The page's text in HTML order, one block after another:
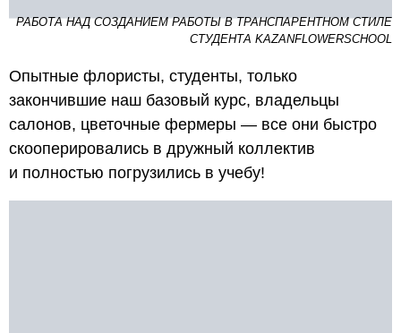
РАБОТА НАД СОЗДАНИЕМ РАБОТЫ В ТРАНСПАРЕНТНОМ СТИЛЕ
СТУДЕНТА KAZANFLOWERSCHOOL
Опытные флористы, студенты, только
закончившие наш базовый курс, владельцы
салонов, цветочные фермеры — все они быстро
скооперировались в дружный коллектив
и полностью погрузились в учебу!